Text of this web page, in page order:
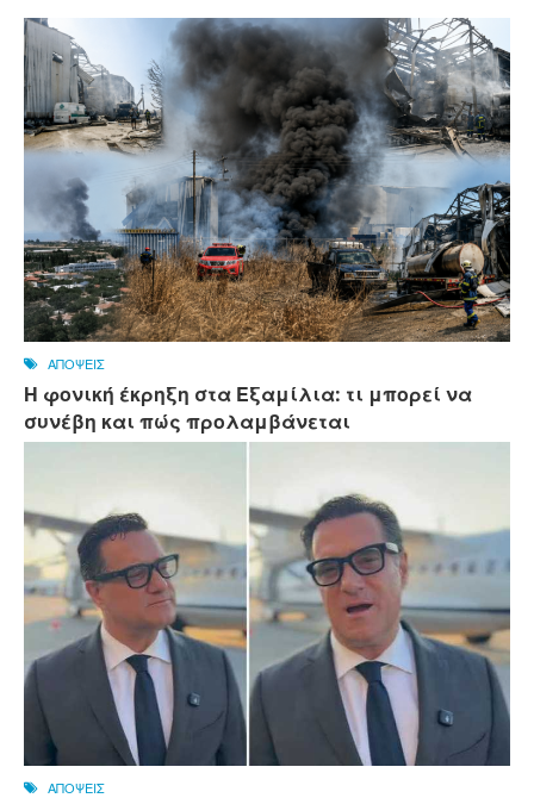
ΑΠΟΨΕΙΣ
Η φονική έκρηξη στα Εξαμίλια: τι μπορεί να
συνέβη και πώς προλαμβάνεται
ΑΠΟΨΕΙΣ